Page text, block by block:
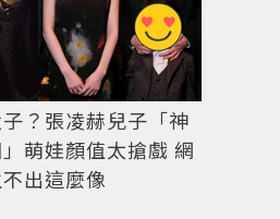
？張凌赫兒子「神
萌娃顏值太搶戲 網
出這麼像